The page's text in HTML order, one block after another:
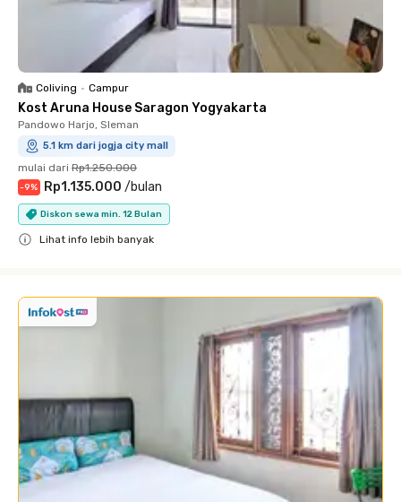
Coliving • Campur
Kost Aruna House Saragon Yogyakarta
Pandowo Harjo, Sleman
5.1 km dari jogja city mall
mulai dari Rp1.250.000
-9% Rp1.135.000 /bulan
Diskon sewa min. 12 Bulan
Lihat info lebih banyak